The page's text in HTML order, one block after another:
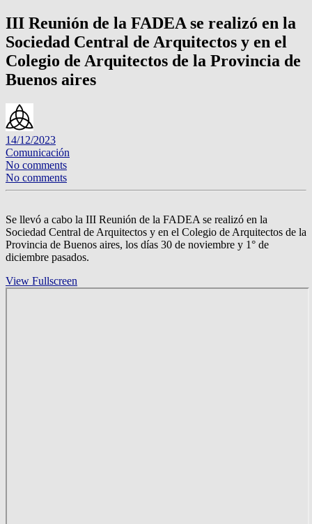
III Reunión de la FADEA se realizó en la
Sociedad Central de Arquitectos y en el
Colegio de Arquitectos de la Provincia de
Buenos aires
14/12/2023
Comunicación
No comments
No comments
Se llevó a cabo la III Reunión de la FADEA se realizó en la
Sociedad Central de Arquitectos y en el Colegio de Arquitectos de la
Provincia de Buenos aires, los días 30 de noviembre y 1° de
diciembre pasados.
View Fullscreen
Saltar